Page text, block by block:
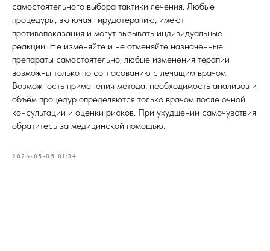
самостоятельного выбора тактики лечения. Любые
процедуры, включая гирудотерапию, имеют
противопоказания и могут вызывать индивидуальные
реакции. Не изменяйте и не отменяйте назначенные
препараты самостоятельно; любые изменения терапии
возможны только по согласованию с лечащим врачом.
Возможность применения метода, необходимость анализов и
объём процедур определяются только врачом после очной
консультации и оценки рисков. При ухудшении самочувствия
обратитесь за медицинской помощью.
2026-05-05 01:34